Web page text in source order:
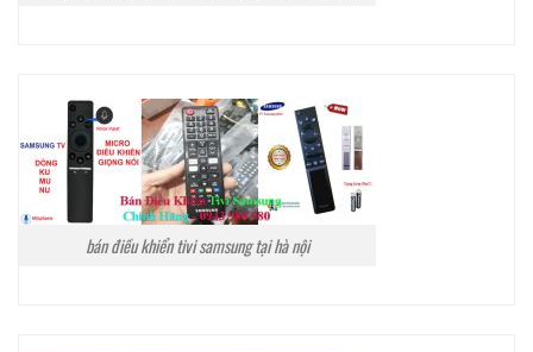
bán điều khiển tivi samsung tại hà nội